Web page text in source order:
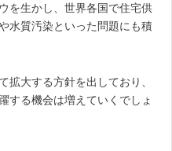
を生かし、世界各国で住宅供
水質汚染といった問題にも積
拡大する方針を出しており、
する機会は増えていくでしょ